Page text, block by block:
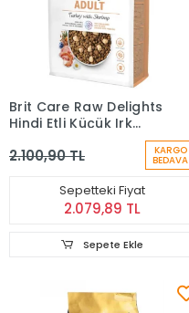
Brit Care Raw Delights
Hindi Etli Küçük Irk
Tahılsız Yetişkin Köpek
Maması 2 Kg
2.100,90 TL KARGO
BEDAVA
Sepetteki Fiyat
2.079,89 TL
Sepete Ekle